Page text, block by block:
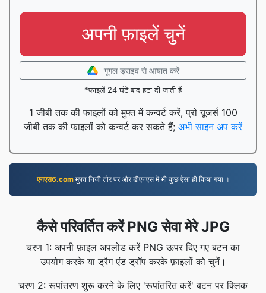
अपनी फ़ाइलें चुनें
गूगल ड्राइव से आयात करें
*फाइलें 24 घंटे बाद हटा दी जाती हैं
1 जीबी तक की फाइलों को मुफ्त में कन्वर्ट करें, प्रो यूजर्स 100
जीबी तक की फाइलों को कन्वर्ट कर सकते हैं; अभी साइन अप करें
एनएस6.comमुफ्त निजी तौर पर और डीएनएस में भी कुछ ऐसा ही किया गया ।
कैसे परिवर्तित करें PNG सेवा मेरे JPG
चरण 1: अपनी फ़ाइल अपलोड करें PNG ऊपर दिए गए बटन का
उपयोग करके या ड्रैग एंड ड्रॉप करके फ़ाइलों को चुनें।
चरण 2: रूपांतरण शुरू करने के लिए 'रूपांतरित करें' बटन पर क्लिक